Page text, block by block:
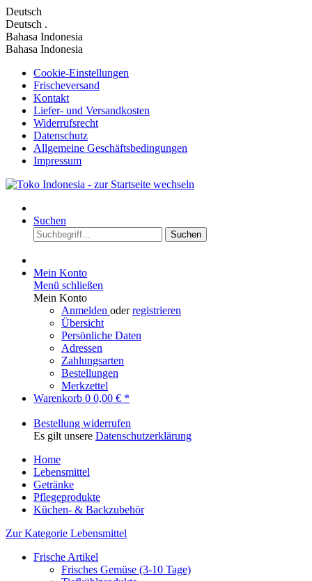
Deutsch
Deutsch .
Bahasa Indonesia
Bahasa Indonesia
Cookie-Einstellungen
Frischeversand
Kontakt
Liefer- und Versandkosten
Widerrufsrecht
Datenschutz
Allgemeine Geschäftsbedingungen
Impressum
Suchen
Suchen
Mein Konto
Menü schließen
Mein Konto
Anmelden oderregistrieren
Übersicht
Persönliche Daten
Adressen
Zahlungsarten
Bestellungen
Merkzettel
Warenkorb 0 0,00 € *
Bestellung widerrufen
Es gilt unsere Datenschutzerklärung
Home
Lebensmittel
Getränke
Pflegeprodukte
Küchen- & Backzubehör
Zur Kategorie Lebensmittel
Frische Artikel
Frisches Gemüse (3-10 Tage)